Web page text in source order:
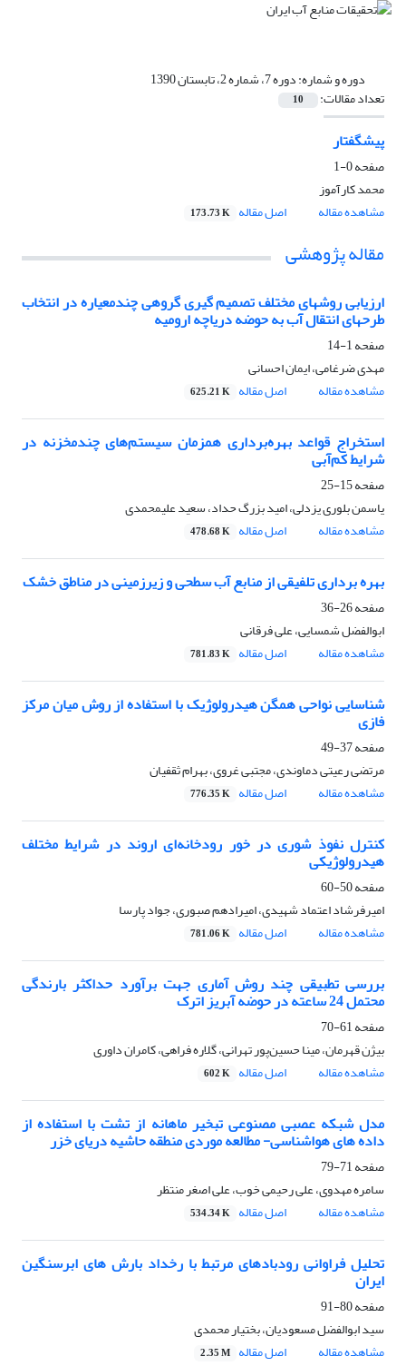
دوره و شماره:دوره 7، شماره 2، تابستان 1390
تعداد مقالات: 10
پیشگفتار
صفحه0-1
محمد کارآموز
مشاهده مقاله
اصل مقاله 173.73 K
مقاله پژوهشی
ارزیابی روشهای مختلف تصمیم گیری گروهی چندمعیاره در انتخاب
طرحهای انتقال آب به حوضه دریاچه ارومیه
صفحه1-14
مهدی ضرغامی، ایمان احسانی
مشاهده مقاله
اصل مقاله 625.21 K
استخراج قواعد بهره‌برداری همزمان سیستم‌های چندمخزنه در
شرایط کم‌آبی
صفحه15-25
یاسمن بلوری یزدلی، امید بزرگ حداد، سعید علیمحمدی
مشاهده مقاله
اصل مقاله 478.68 K
بهره برداری تلفیقی از منابع آب سطحی و زیرزمینی در مناطق خشک
صفحه26-36
ابوالفضل شمسایی، علی فرقانی
مشاهده مقاله
اصل مقاله 781.83 K
شناسایی نواحی همگن هیدرولوژیک با استفاده از روش میان مرکز
فازی
صفحه37-49
مرتضی رعیتی دماوندی، مجتبی غروی، بهرام ثقفیان
مشاهده مقاله
اصل مقاله 776.35 K
کنترل نفوذ شوری در خور رودخانه‌ای اروند در شرایط مختلف
هیدرولوژیکی
صفحه50-60
امیرفرشاد اعتماد شهیدی، امیرادهم صبوری، جواد پارسا
مشاهده مقاله
اصل مقاله 781.06 K
بررسی تطبیقی چند روش آماری جهت برآورد حداکثر بارندگی
محتمل 24 ساعته در حوضه آبریز اترک
صفحه61-70
بیژن قهرمان، مینا حسین‌پور تهرانی، گلاره فراهی، کامران داوری
مشاهده مقاله
اصل مقاله 602 K
مدل شبکه عصبی مصنوعی تبخیر ماهانه از تشت با استفاده از
داده های هواشناسی- مطالعه موردی منطقه حاشیه دریای خزر
صفحه71-79
سامره مهدوی، علی رحیمی خوب، علی اصغر منتظر
مشاهده مقاله
اصل مقاله 534.34 K
تحلیل فراوانی رودبادهای مرتبط با رخداد بارش های ابرسنگین
ایران
صفحه80-91
سید ابوالفضل مسعودیان، بختیار محمدی
مشاهده مقاله
اصل مقاله 2.35 M